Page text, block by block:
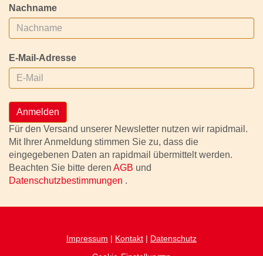
Nachname
E-Mail-Adresse
Anmelden
Für den Versand unserer Newsletter nutzen wir rapidmail.
Mit Ihrer Anmeldung stimmen Sie zu, dass die
eingegebenen Daten an rapidmail übermittelt werden.
Beachten Sie bitte deren AGB und
Datenschutzbestimmungen .
Impressum | Kontakt | Datenschutz